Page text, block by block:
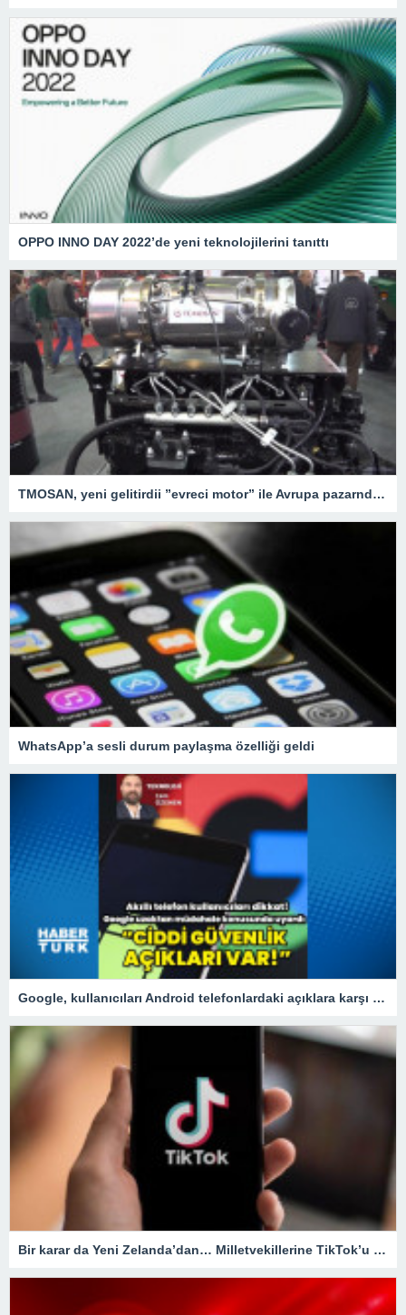
OPPO INNO DAY 2022’de yeni teknolojilerini tanıttı
TMOSAN, yeni gelitirdii ”evreci motor” ile Avrupa pazarnda hzla bymeyi hedefliyor
WhatsApp’a sesli durum paylaşma özelliği geldi
Google, kullanıcıları Android telefonlardaki açıklara karşı uyardı!
Bir karar da Yeni Zelanda’dan… Milletvekillerine TikTok’u yasaklıyorlar!